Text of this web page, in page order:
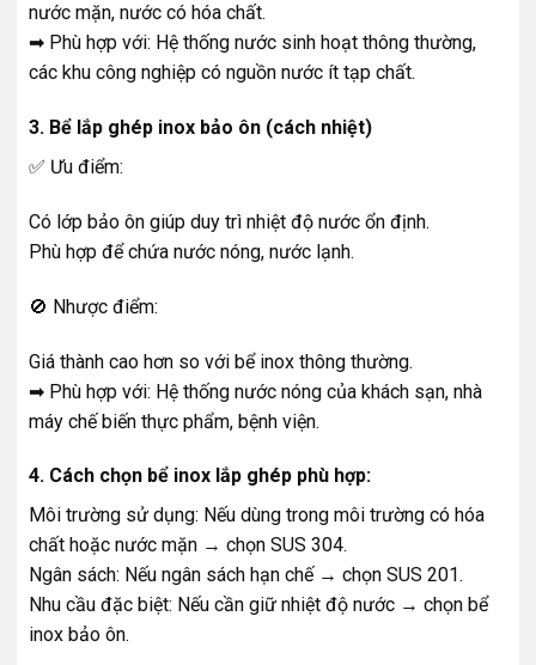
nước mặn, nước có hóa chất.
➡ Phù hợp với: Hệ thống nước sinh hoạt thông thường,
các khu công nghiệp có nguồn nước ít tạp chất.
3. Bể lắp ghép inox bảo ôn (cách nhiệt)
✅ Ưu điểm:
Có lớp bảo ôn giúp duy trì nhiệt độ nước ổn định.
Phù hợp để chứa nước nóng, nước lạnh.
🚫 Nhược điểm:
Giá thành cao hơn so với bể inox thông thường.
➡ Phù hợp với: Hệ thống nước nóng của khách sạn, nhà
máy chế biến thực phẩm, bệnh viện.
4. Cách chọn bể inox lắp ghép phù hợp:
Môi trường sử dụng: Nếu dùng trong môi trường có hóa
chất hoặc nước mặn → chọn SUS 304.
Ngân sách: Nếu ngân sách hạn chế → chọn SUS 201.
Nhu cầu đặc biệt: Nếu cần giữ nhiệt độ nước → chọn bể
inox bảo ôn.